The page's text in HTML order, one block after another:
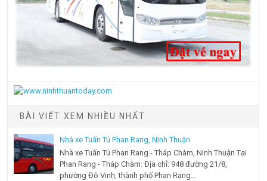
BÀI VIẾT XEM NHIỀU NHẤT
Nhà xe Tuấn Tú Phan Rang, Ninh Thuận
Nhà xe Tuấn Tú Phan Rang - Tháp Chàm, Ninh Thuận Tại
Phan Rang - Tháp Chàm: Địa chỉ: 948 đường 21/8,
phường Đô Vinh, thành phố Phan Rang...